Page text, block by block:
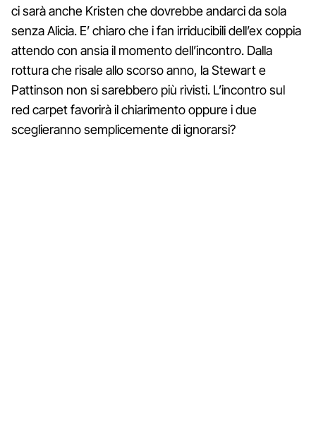
ci sarà anche Kristen che dovrebbe andarci da sola
senza Alicia. E’ chiaro che i fan irriducibili dell’ex coppia
attendo con ansia il momento dell’incontro. Dalla
rottura che risale allo scorso anno, la Stewart e
Pattinson non si sarebbero più rivisti. L’incontro sul
red carpet favorirà il chiarimento oppure i due
sceglieranno semplicemente di ignorarsi?